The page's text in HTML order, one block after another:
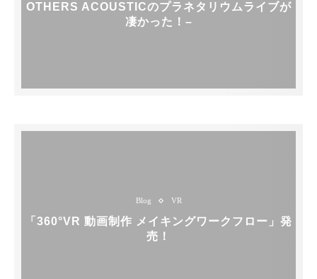
OTHERS ACOUSTICのプラネタリウムライブが
凄かった！–
Blog VR
「360°VR 動画制作 メイキングワークフロー」発
売！